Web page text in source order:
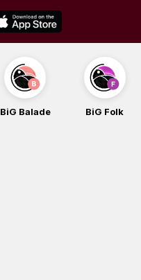
BiG Balade BiG Folk